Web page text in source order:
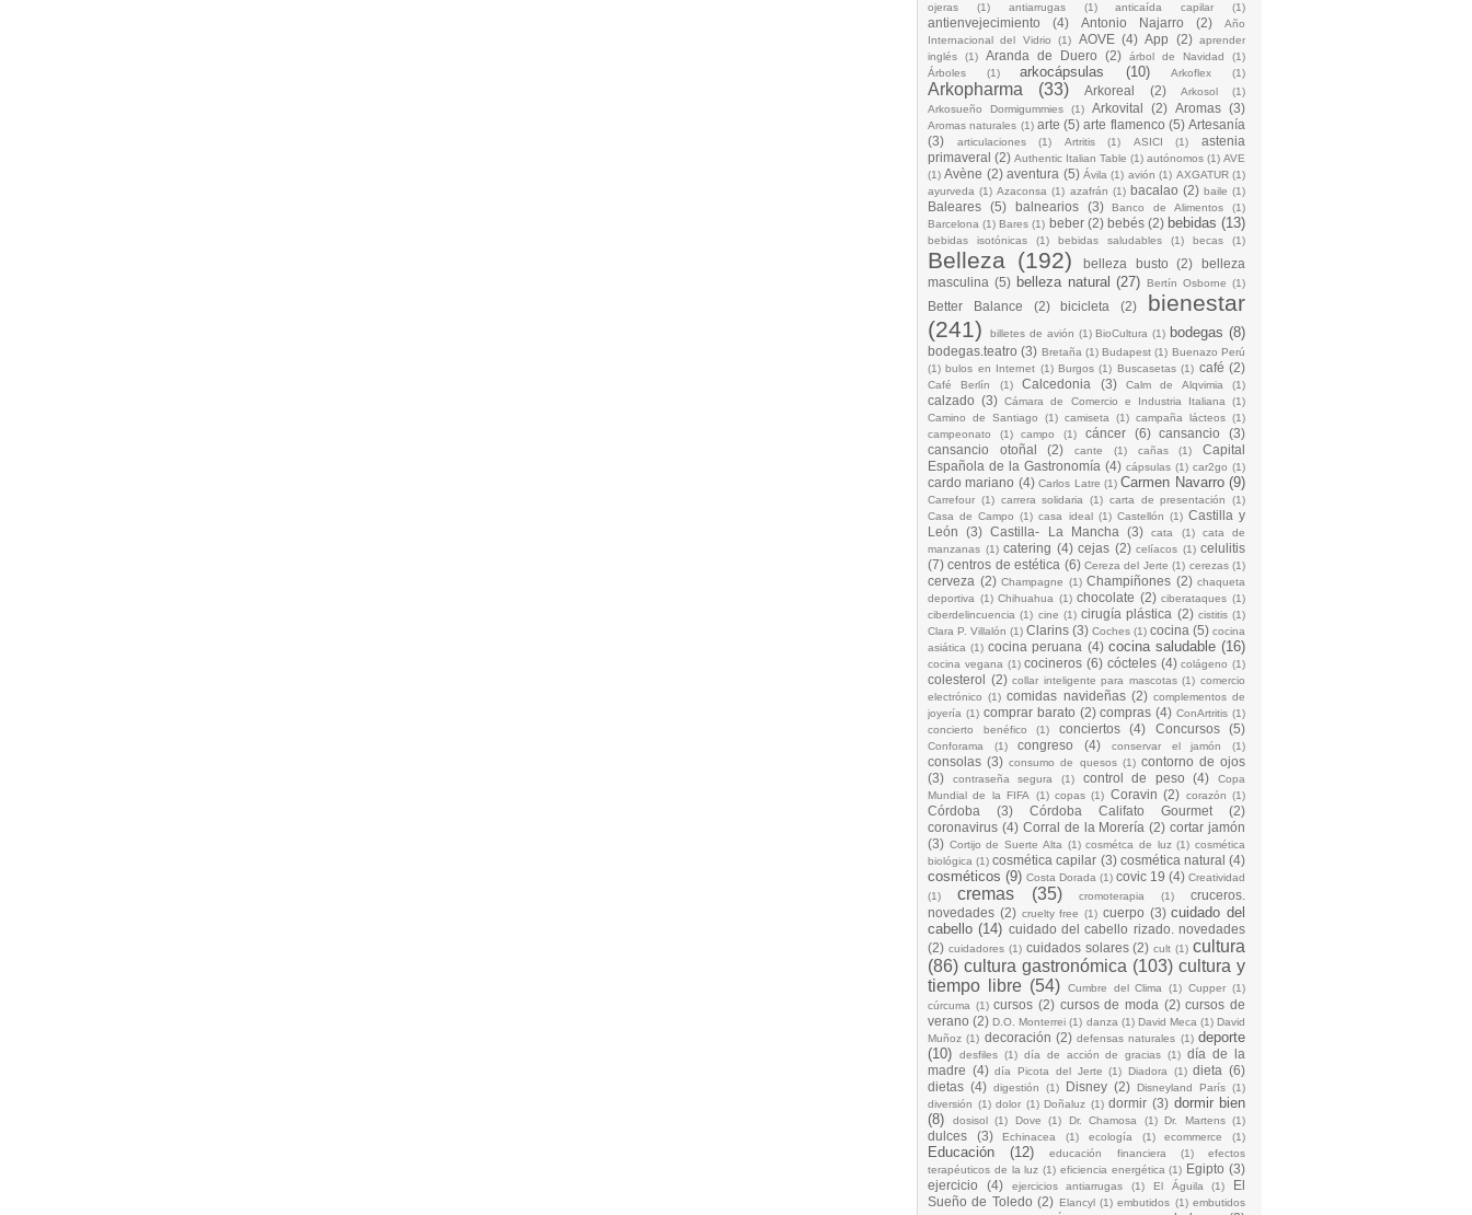
ojeras
(1) antiarrugas (1) anticaída capilar (1)
antienvejecimiento (4) Antonio Najarro (2)
Año
Internacional del Vidrio
(1) AOVE (4) App (2) aprender
inglés
(1) Aranda de Duero (2) árbol de Navidad
(1)
Árboles
(1) arkocápsulas (10) Arkoflex (1)
Arkopharma (33) Arkoreal (2) Arkosol
(1)
Arkosueño Dormigummies
(1) Arkovital (2) Aromas (3)
Aromas naturales (1) arte (5) arte flamenco (5) Artesanía
(3)
articulaciones (1) Artritis (1) ASICI (1)
astenia
primaveral (2) Authentic Italian Table (1) autónomos (1) AVE
(1) Avène (2) aventura (5) Ávila (1) avión (1) AXGATUR (1)
ayurveda (1) Azaconsa (1) azafrán (1) bacalao (2) baile (1)
Baleares (5) balnearios (3) Banco de Alimentos
(1)
Barcelona (1) Bares (1) beber (2) bebés (2) bebidas (13)
bebidas isotónicas (1) bebidas saludables (1) becas (1)
Belleza (192) belleza busto (2)
belleza
masculina (5) belleza natural (27) Bertín Osborne (1)
Better Balance (2) bicicleta (2)
bienestar
(241)
billetes de avión (1) BioCultura (1) bodegas (8)
bodegas.teatro (3) Bretaña (1) Budapest (1) Buenazo Perú
(1) bulos en Internet (1) Burgos (1) Buscasetas (1) café (2)
Café Berlín (1) Calcedonia (3) Calm de Alqvimia (1)
calzado (3) Cámara de Comercio e Industria Italiana (1)
Camino de Santiago
(1) camiseta (1) campaña lácteos (1)
campeonato
(1) campo (1) cáncer (6) cansancio
(3)
cansancio otoñal
(2) cante (1) cañas (1)
Capital
Española de la Gastronomía (4) cápsulas (1) car2go (1)
cardo mariano (4) Carlos Latre (1) Carmen Navarro (9)
Carrefour (1) carrera solidaria (1) carta de presentación
(1)
Casa de Campo (1) casa ideal (1) Castellón (1) Castilla y
León
(3) Castilla- La Mancha (3) cata (1)
cata de
manzanas (1) catering (4) cejas (2) celíacos (1) celulitis
(7) centros de estética (6) Cereza del Jerte (1) cerezas (1)
cerveza (2) Champagne (1) Champiñones (2) chaqueta
deportiva (1) Chihuahua (1) chocolate (2) ciberataques (1)
ciberdelincuencia (1) cine (1) cirugía plástica (2) cistitis (1)
Clara P. Villalón (1) Clarins (3) Coches (1) cocina (5) cocina
asiática (1) cocina peruana (4) cocina saludable (16)
cocina vegana (1) cocineros (6) cócteles (4) colágeno (1)
colesterol (2) collar inteligente para mascotas (1) comercio
electrónico (1) comidas navideñas (2) complementos de
joyería (1) comprar barato (2) compras (4) ConArtritis (1)
concierto benéfico
(1) conciertos (4) Concursos (5)
Conforama (1) congreso (4) conservar el jamón (1)
consolas (3) consumo de quesos (1) contorno de ojos
(3)
contraseña segura (1) control de peso (4)
Copa
Mundial de la FIFA (1) copas (1) Coravin (2) corazón (1)
Córdoba (3) Córdoba Califato Gourmet
(2)
coronavirus (4) Corral de la Morería (2) cortar jamón
(3) Cortijo de Suerte Alta (1) cosmétca de luz (1) cosmética
biológica (1) cosmética capilar (3) cosmética natural (4)
cosméticos (9) Costa Dorada (1) covic 19 (4) Creatividad
(1)
cremas (35) cromoterapia (1)
cruceros.
novedades (2) cruelty free (1) cuerpo (3) cuidado del
cabello (14) cuidado del cabello rizado. novedades
(2) cuidadores (1) cuidados solares (2) cult (1) cultura
(86) cultura gastronómica (103) cultura y
tiempo libre (54) Cumbre del Clima (1) Cupper (1)
cúrcuma (1) cursos (2) cursos de moda (2) cursos de
verano (2) D.O. Monterrei (1) danza (1) David Meca (1) David
Muñoz (1) decoración (2) defensas naturales (1) deporte
(10)
desfiles (1) día de acción de gracias (1) día de la
madre (4) día Picota del Jerte (1) Diadora (1) dieta (6)
dietas (4) digestión (1) Disney (2) Disneyland París (1)
diversión (1) dolor (1) Doñaluz (1) dormir (3) dormir bien
(8)
dosisol (1) Dove (1) Dr. Chamosa (1) Dr. Martens (1)
dulces (3) Echinacea (1) ecología (1) ecommerce (1)
Educación (12) educación financiera (1)
efectos
terapéuticos de la luz (1) eficiencia energética (1) Egipto (3)
ejercicio
(4) ejercicios antiarrugas (1) El Águila (1)
El
Sueño de Toledo (2) Elancyl (1) embutidos (1) embutidos